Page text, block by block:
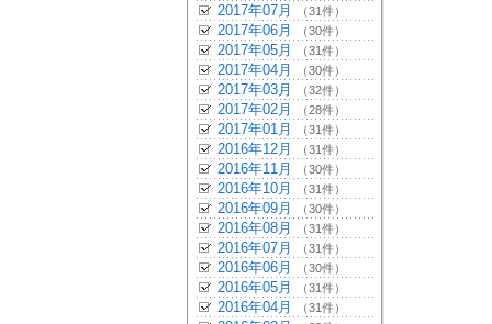
2017年07月 （31件）
2017年06月 （30件）
2017年05月 （31件）
2017年04月 （30件）
2017年03月 （32件）
2017年02月 （28件）
2017年01月 （31件）
2016年12月 （31件）
2016年11月 （30件）
2016年10月 （31件）
2016年09月 （30件）
2016年08月 （31件）
2016年07月 （31件）
2016年06月 （30件）
2016年05月 （31件）
2016年04月 （31件）